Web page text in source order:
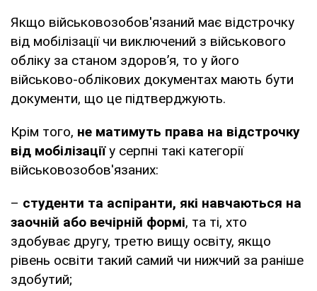
Якщо військовозобов'язаний має відстрочку
від мобілізації чи виключений з військового
обліку за станом здоров’я, то у його
військово-облікових документах мають бути
документи, що це підтверджують.
Крім того, не матимуть права на відстрочку
від мобілізаціїу серпні такі категорії
військовозобов'язаних:
– студенти та аспіранти, які навчаються на
заочній або вечірній формі, та ті, хто
здобуває другу, третю вищу освіту, якщо
рівень освіти такий самий чи нижчий за раніше
здобутий;